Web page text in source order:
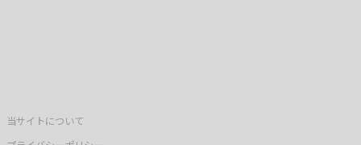
当サイトについて